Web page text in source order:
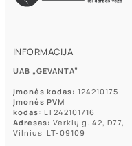
INFORMACIJA
UAB „GEVANTA”
Įmonės kodas: 124210175
Įmonės PVM
kodas: LT242101716
Adresas: Verkių g. 42, D77,
Vilnius LT-09109